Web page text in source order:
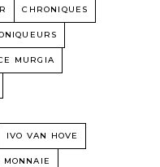
CHRONIQUES
MURGIA
IVO VAN HOVE
MONNAIE